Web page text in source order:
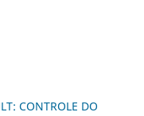
CONTROLE DO